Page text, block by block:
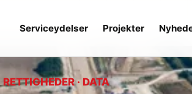
Serviceydelser Projekter
· DATA